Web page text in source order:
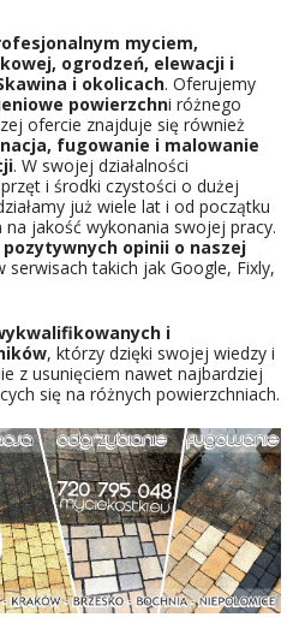
myciem,
ogrodzeń, elewacji i
i okolicach. Oferujemy
powierzchni różnego
ofercie znajduje się również
fugowanie i malowanie
. W swojej działalności
i środki czystości o dużej
już wiele lat i od początku
jakość wykonania swojej pracy.
pozytywnych opinii o naszej
serwisach takich jak Google, Fixly,
i
, którzy dzięki swojej wiedzy i
z usunięciem nawet najbardziej
się na różnych powierzchniach.